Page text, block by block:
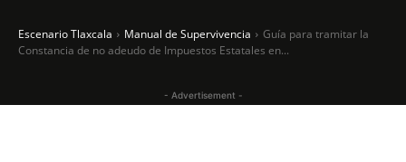
Escenario Tlaxcala Manual de Supervivencia
Guía para tramitar la
Constancia de no adeudo de Impuestos Estatales en...
- Advertisement -